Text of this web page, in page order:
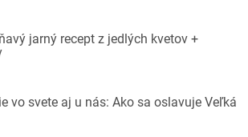
jarný recept z jedlých kvetov +
vo svete aj u nás: Ako sa oslavuje Veľká